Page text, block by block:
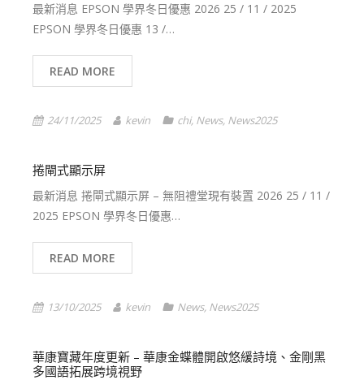
最新消息 EPSON 學界冬日優惠 2026 25 / 11 / 2025
EPSON 學界冬日優惠 13 /…
READ MORE
24/11/2025 kevin chi, News, News2025
捲閘式顯示屏
最新消息 捲閘式顯示屏 – 無阻禮堂現有裝置 2026 25 / 11 /
2025 EPSON 學界冬日優惠…
READ MORE
13/10/2025 kevin News, News2025
華康寶藏年度更新 – 華康金蝶體開啟悠緩詩境、金剛黑
多國語拓展跨境視野